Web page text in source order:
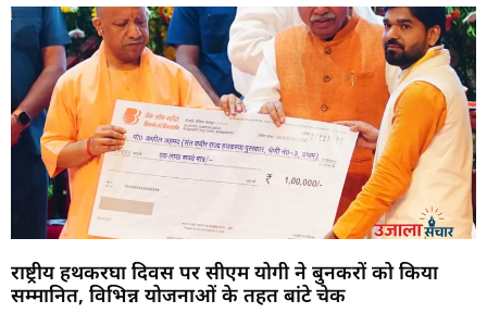
राष्ट्रीय हथकरघा दिवस पर सीएम योगी ने बुनकरों को किया
सम्मानित, विभिन्न योजनाओं के तहत बांटे चेक